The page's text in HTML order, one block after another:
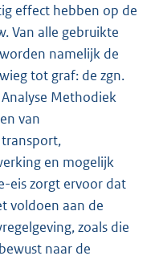
effect hebben op de
Van alle gebruikte
namelijk de
tot graf: de zgn.
Methodiek
van
en mogelijk
eis zorgt ervoor dat
voldoen aan de
zoals die
naar de